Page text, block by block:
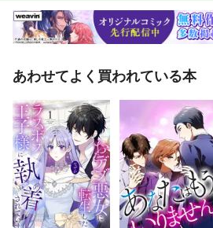
はいけないメッセージを固定表示・YouTube
講師を相手に英会話の練習をする・まるで
で試験対策・迷惑電話の撃退法・詐欺メール
あわせてよく買われている本